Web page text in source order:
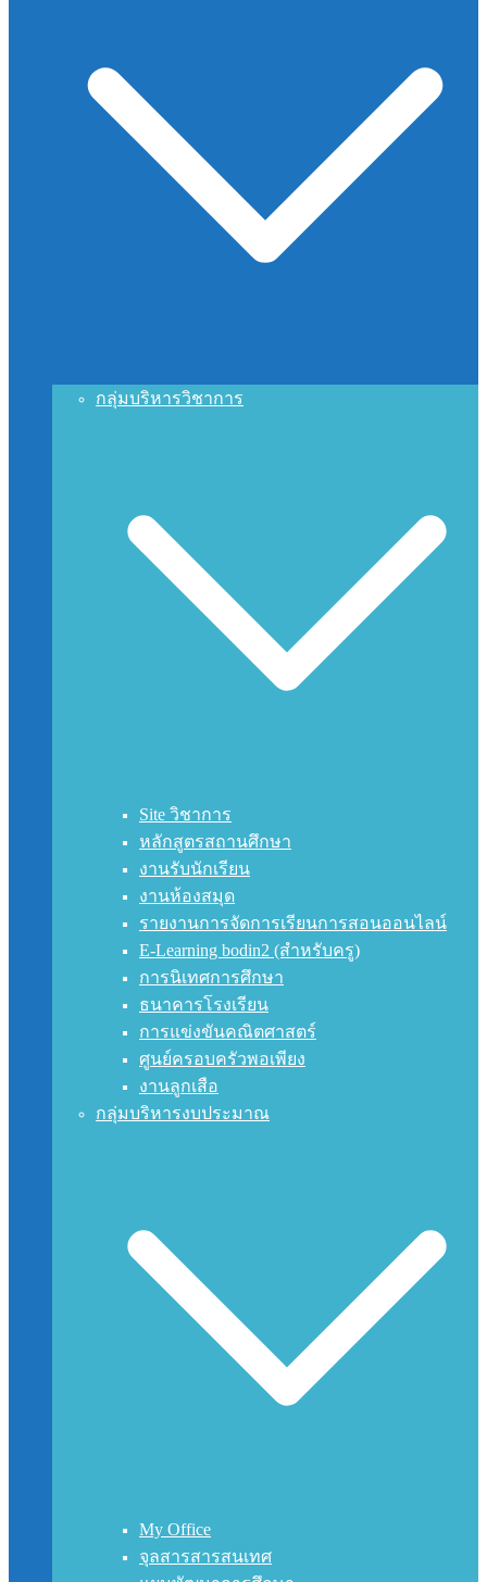
กลุ่มบริหารวิชาการ
Site วิชาการ
หลักสูตรสถานศึกษา
งานรับนักเรียน
งานห้องสมุด
รายงานการจัดการเรียนการสอนออนไลน์
E-Learning bodin2 (สำหรับครู)
การนิเทศการศึกษา
ธนาคารโรงเรียน
การแข่งขันคณิตศาสตร์
ศูนย์ครอบครัวพอเพียง
งานลูกเสือ
กลุ่มบริหารงบประมาณ
My Office
จุลสารสารสนเทศ